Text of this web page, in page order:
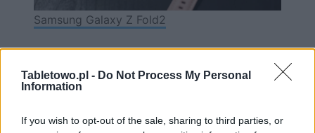
Tabletowo.pl - Do Not Process My Personal
Information
If you wish to opt-out of the sale, sharing to third parties, or
Samsung Galaxy Z Fold2
Jaki z tego wniosek?
Toków rozumowania jest kilka, ale wszystkie łączy jedna
Exynos były bardziej dopracowane . Bez względu na to,